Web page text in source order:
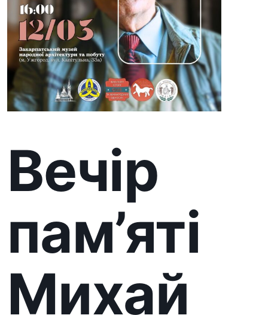
Вечір
пам’яті
Михай
ла
Тивода
ра